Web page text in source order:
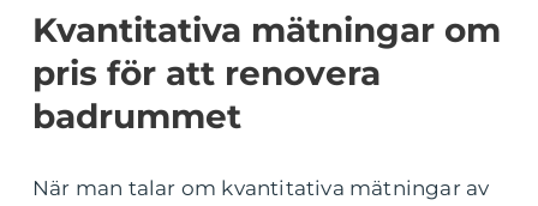
Kvantitativa mätningar om
pris för att renovera
badrummet
När man talar om kvantitativa mätningar av